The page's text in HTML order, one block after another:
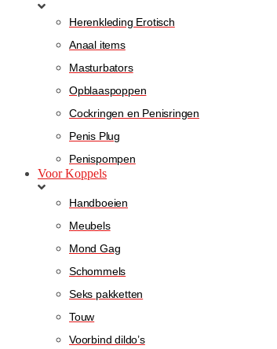
Herenkleding Erotisch
Anaal items
Masturbators
Opblaaspoppen
Cockringen en Penisringen
Penis Plug
Penispompen
Voor Koppels
Handboeien
Meubels
Mond Gag
Schommels
Seks pakketten
Touw
Voorbind dildo’s